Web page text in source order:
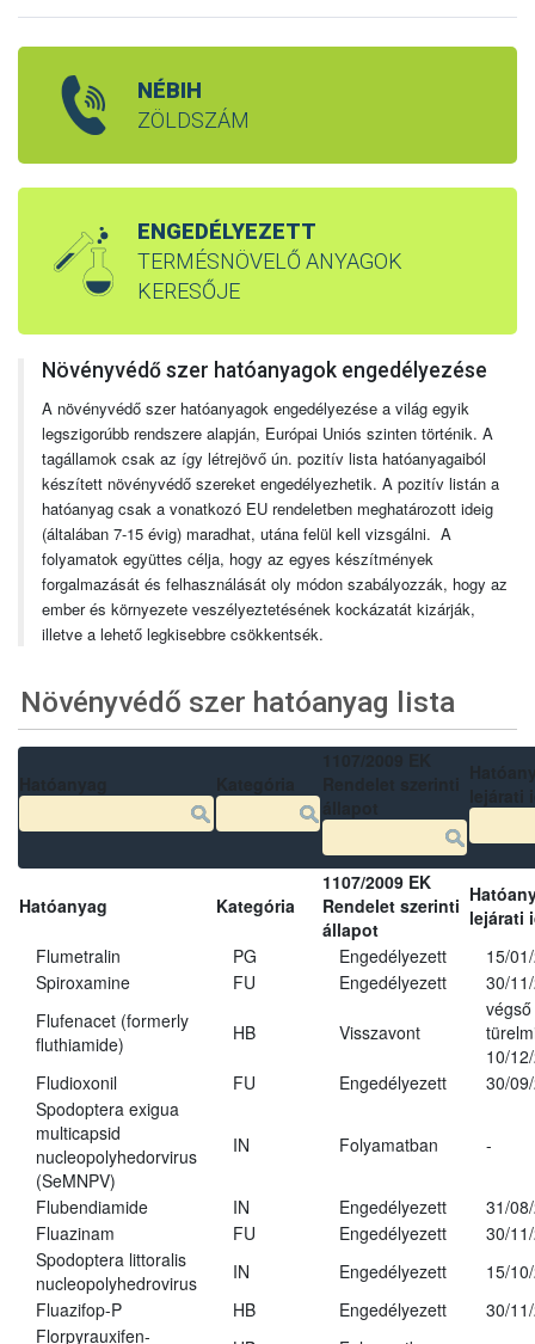
NÉBIH
ZÖLDSZÁM
ENGEDÉLYEZETT
TERMÉSNÖVELŐ ANYAGOK
KERESŐJE
Növényvédő szer hatóanyagok engedélyezése
A növényvédő szer hatóanyagok engedélyezése a világ egyik
legszigorúbb rendszere alapján, Európai Uniós szinten történik. A
tagállamok csak az így létrejövő ún. pozitív lista hatóanyagaiból
készített növényvédő szereket engedélyezhetik. A pozitív listán a
hatóanyag csak a vonatkozó EU rendeletben meghatározott ideig
(általában 7-15 évig) maradhat, utána felül kell vizsgálni. A
folyamatok együttes célja, hogy az egyes készítmények
forgalmazását és felhasználását oly módon szabályozzák, hogy az
ember és környezete veszélyeztetésének kockázatát kizárják,
illetve a lehető legkisebbre csökkentsék.
Növényvédő szer hatóanyag lista
Hatóanyag Kategória
1107/2009 EK
Rendelet szerinti
állapot
lejárati
Flumetralin
PG Engedélyezett
15/
Spiroxamine
FU Engedélyezett
30/
Flufenacet (formerly
fluthiamide)
HB Visszavont
végső
10/
Fludioxonil
FU Engedélyezett
30/
Spodoptera exigua
multicapsid
nucleopolyhedorvirus
(SeMNPV)
IN Folyamatban -
Flubendiamide IN Engedélyezett
31/
Fluazinam
FU Engedélyezett
30/
Spodoptera littoralis
nucleopolyhedrovirus
IN Engedélyezett
15/
Fluazifop-P
HB Engedélyezett
30/
Florpyrauxifen-